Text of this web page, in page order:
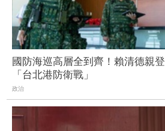
國防海巡高層全到齊！賴清德親
「台北港防衛戰」
政治